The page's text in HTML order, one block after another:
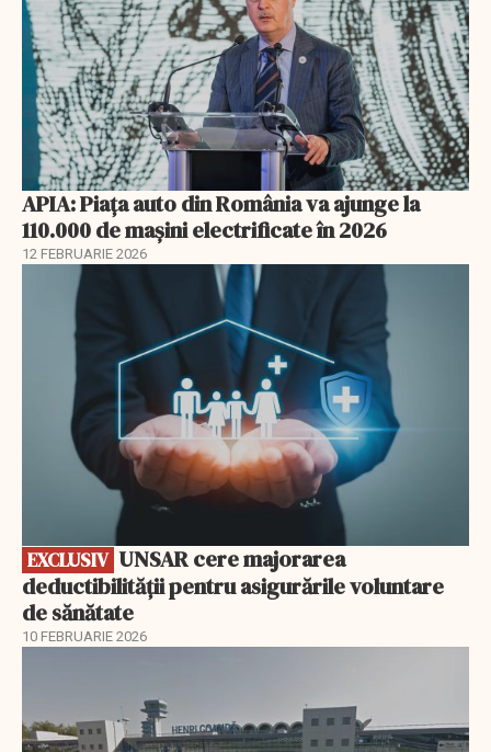
APIA: Piața auto din România va ajunge la
110.000 de mașini electrificate în 2026
12 FEBRUARIE 2026
EXCLUSIV
EXCLUSIV
deductibilității pentru asigurările voluntare
de sănătate
10 FEBRUARIE 2026